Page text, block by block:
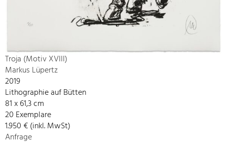
Troja (Motiv XVIII)
Markus Lüpertz
2019
Lithographie auf Bütten
81 x 61,3 cm
20 Exemplare
1.950 € (inkl. MwSt)
Anfrage